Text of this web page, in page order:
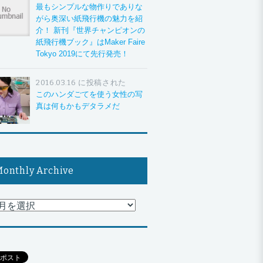
最もシンプルな物作りでありな
がら奥深い紙飛行機の魅力を紹
介！ 新刊『世界チャンピオンの
紙飛行機ブック』はMaker Faire
Tokyo 2019にて先行発売！
2016.03.16 に投稿された
このハンダごてを使う女性の写
真は何もかもデタラメだ
Archive